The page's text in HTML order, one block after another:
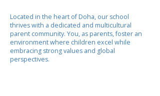
Located in the heart of Doha, our school
thrives with a dedicated and multicultural
parent community. You, as parents, foster an
environment where children excel while
embracing strong values and global
perspectives.